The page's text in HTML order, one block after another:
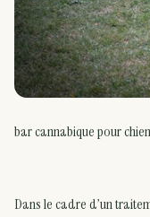
bar cannabique pour
Dans le cadre d’un